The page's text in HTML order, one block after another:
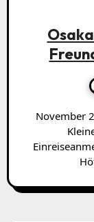
November 2022. Ich fliege von Osaka nach Seoul.